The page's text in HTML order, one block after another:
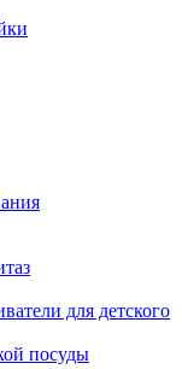
для детского
посуды